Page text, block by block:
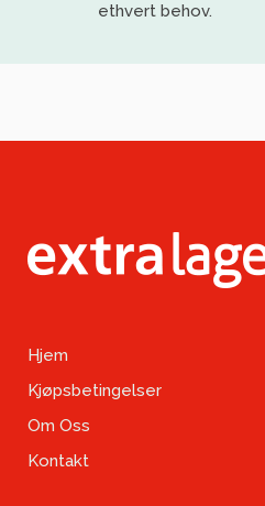
ethvert behov.
Hjem
Kjøpsbetingelser
Om Oss
Kontakt